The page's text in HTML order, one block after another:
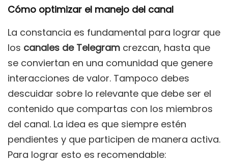
Cómo optimizar el manejo del canal
La constancia es fundamental para lograr que
los canales de Telegram crezcan, hasta que
se conviertan en una comunidad que genere
interacciones de valor. Tampoco debes
descuidar sobre lo relevante que debe ser el
contenido que compartas con los miembros
del canal. La idea es que siempre estén
pendientes y que participen de manera activa.
Para lograr esto es recomendable: